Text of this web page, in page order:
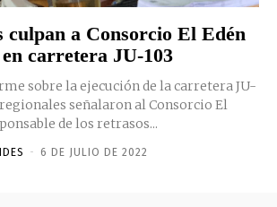
culpan a Consorcio El Edén
carretera JU-103
sobre la ejecución de la carretera JU-
señalaron al Consorcio El
de los retrasos...
- 6 DE JULIO DE 2022